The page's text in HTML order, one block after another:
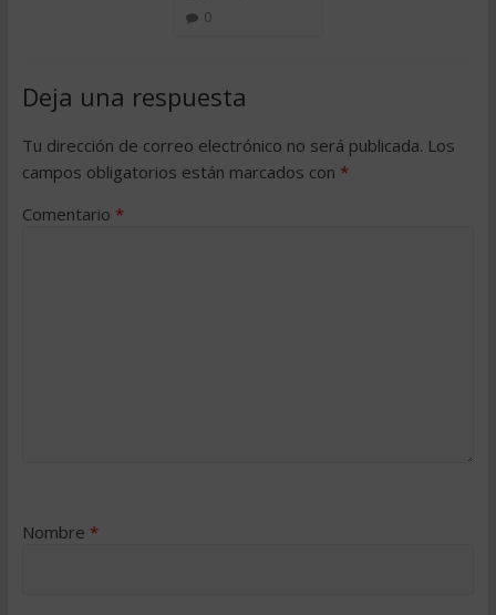
0
Deja una respuesta
Tu dirección de correo electrónico no será publicada. Los
campos obligatorios están marcados con *
Comentario *
Nombre *